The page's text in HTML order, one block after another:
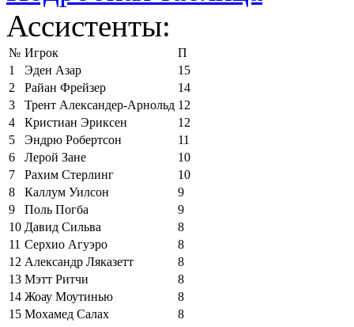
Ассистенты:
№ Игрок
П
1
Эден Азар
15
2
Райан Фрейзер
14
3
Трент Александер-Арнольд 12
4
Кристиан Эриксен
12
5
Эндрю Робертсон
11
6
Лерой Зане
10
7
Рахим Стерлинг
10
8
Каллум Уилсон
9
9
Поль Погба
9
10 Давид Сильва
8
11 Серхио Агуэро
8
12 Александр Ляказетт
8
13 Мэтт Ритчи
8
14 Жоау Моутинью
8
15 Мохамед Салах 8